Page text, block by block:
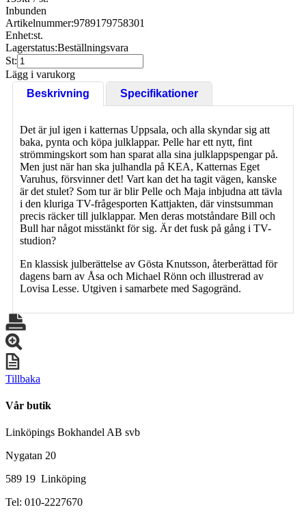
Inbunden
Artikelnummer:9789179758301
Enhet:st.
Lagerstatus:Beställningsvara
St:
Lägg i varukorg
Beskrivning
Specifikationer
Det är jul igen i katternas Uppsala, och alla skyndar sig att
baka, pynta och köpa julklappar. Pelle har ett nytt, fint
strömmingskort som han sparat alla sina julklappspengar på.
Men just när han ska julhandla på KEA, Katternas Eget
Varuhus, försvinner det! Vart kan det ha tagit vägen, kanske
är det stulet? Som tur är blir Pelle och Maja inbjudna att tävla
i den kluriga TV-frågesporten Kattjakten, där vinstsumman
precis räcker till julklappar. Men deras motståndare Bill och
Bull har något misstänkt för sig. Är det fusk på gång i TV-
studion?
En klassisk julberättelse av Gösta Knutsson, återberättad för
dagens barn av Åsa och Michael Rönn och illustrerad av
Lovisa Lesse. Utgiven i samarbete med Sagogränd.
Tillbaka
Vår butik
Linköpings Bokhandel AB svb
Nygatan 20
589 19 Linköping
Tel: 010-2227670